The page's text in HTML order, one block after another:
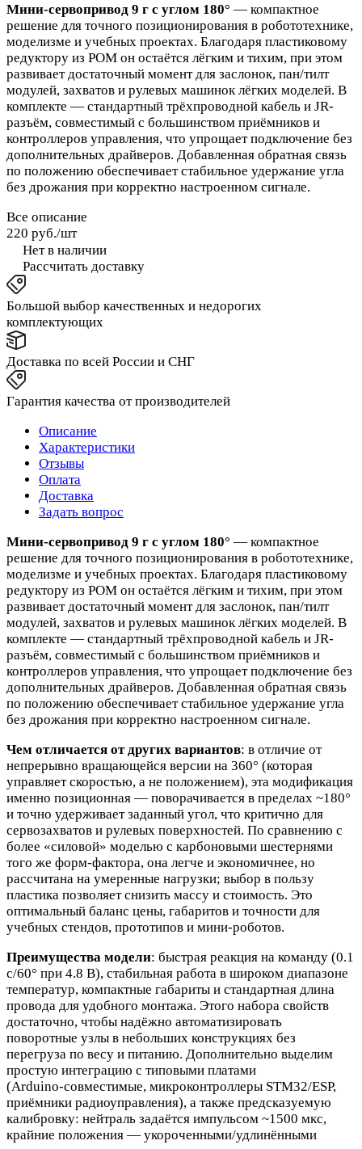
Мини-сервопривод 9 г с углом 180° — компактное
решение для точного позиционирования в робототехнике,
моделизме и учебных проектах. Благодаря пластиковому
редуктору из POM он остаётся лёгким и тихим, при этом
развивает достаточный момент для заслонок, пан/тилт
модулей, захватов и рулевых машинок лёгких моделей. В
комплекте — стандартный трёхпроводной кабель и JR-
разъём, совместимый с большинством приёмников и
контроллеров управления, что упрощает подключение без
дополнительных драйверов. Добавленная обратная связь
по положению обеспечивает стабильное удержание угла
без дрожания при корректно настроенном сигнале.
Все описание
220 руб./шт
Нет в наличии
Рассчитать доставку
Большой выбор качественных и недорогих
комплектующих
Доставка по всей России и СНГ
Гарантия качества от производителей
Описание
Характеристики
Отзывы
Оплата
Доставка
Задать вопрос
Мини-сервопривод 9 г с углом 180° — компактное
решение для точного позиционирования в робототехнике,
моделизме и учебных проектах. Благодаря пластиковому
редуктору из POM он остаётся лёгким и тихим, при этом
развивает достаточный момент для заслонок, пан/тилт
модулей, захватов и рулевых машинок лёгких моделей. В
комплекте — стандартный трёхпроводной кабель и JR-
разъём, совместимый с большинством приёмников и
контроллеров управления, что упрощает подключение без
дополнительных драйверов. Добавленная обратная связь
по положению обеспечивает стабильное удержание угла
без дрожания при корректно настроенном сигнале.
Чем отличается от других вариантов: в отличие от
непрерывно вращающейся версии на 360° (которая
управляет скоростью, а не положением), эта модификация
именно позиционная — поворачивается в пределах ~180°
и точно удерживает заданный угол, что критично для
сервозахватов и рулевых поверхностей. По сравнению с
более «силовой» моделью с карбоновыми шестернями
того же форм‑фактора, она легче и экономичнее, но
рассчитана на умеренные нагрузки; выбор в пользу
пластика позволяет снизить массу и стоимость. Это
оптимальный баланс цены, габаритов и точности для
учебных стендов, прототипов и мини‑роботов.
Преимущества модели: быстрая реакция на команду (0.1
с/60° при 4.8 В), стабильная работа в широком диапазоне
температур, компактные габариты и стандартная длина
провода для удобного монтажа. Этого набора свойств
достаточно, чтобы надёжно автоматизировать
поворотные узлы в небольших конструкциях без
перегруза по весу и питанию. Дополнительно выделим
простую интеграцию с типовыми платами
(Arduino‑совместимые, микроконтроллеры STM32/ESP,
приёмники радиоуправления), а также предсказуемую
калибровку: нейтраль задаётся импульсом ~1500 мкс,
крайние положения — укороченными/удлинёнными